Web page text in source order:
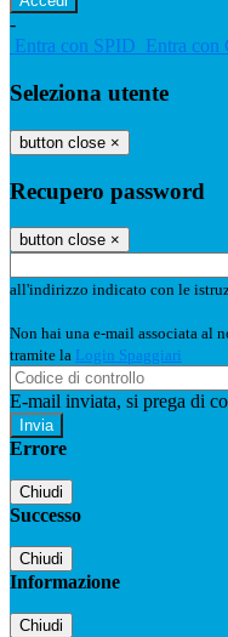
-
Entra con SPID Entra con
Seleziona utente
button close ×
Recupero password
button close ×
all'indirizzo indicato con le
Non hai una e-mail associata al
tramite la Login Spaggiari
E-mail inviata, si prega di
Errore
Chiudi
Successo
Chiudi
Informazione
Chiudi